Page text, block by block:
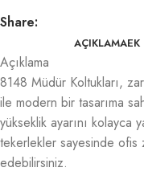
Share:
AÇIKLAMA
Açıklama
8148 Müdür Koltukları,
ile modern bir tasarıma
yükseklik ayarını kolayca
tekerlekler sayesinde ofis
edebilirsiniz.